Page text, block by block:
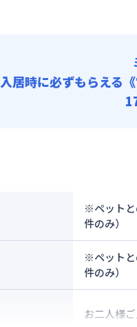
入居時に必ずもらえる
※ペットと
件のみ）
※ペットと
件のみ）
お二人様